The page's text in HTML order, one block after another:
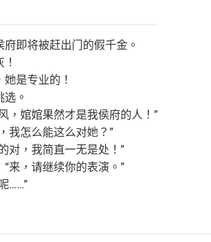
即将被赶出门的假千金。
是专业的！
。
，婠婠果然才是我侯府的人！”
我怎么能这么对她？”
对，我简直一无是处！”
来，请继续你的表演。”
……”